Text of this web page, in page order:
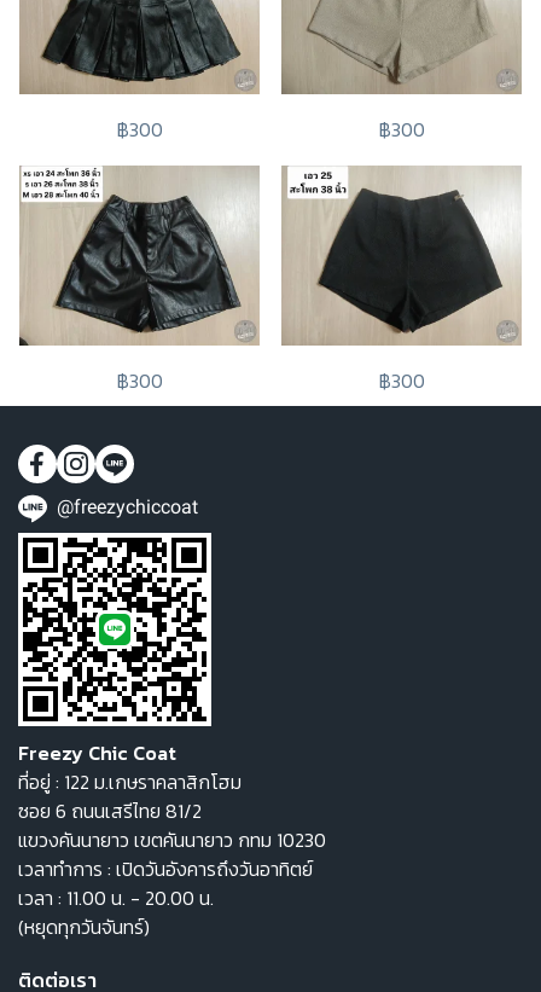
฿300 ฿300
฿300 ฿300
@freezychiccoat
Freezy Chic Coat
ที่อยู่ : 122 ม.เกษราคลาสิกโฮม
ซอย 6 ถนนเสรีไทย 81/2
แขวงคันนายาว เขตคันนายาว กทม 10230
เวลาทำการ : เปิดวันอังคารถึงวันอาทิตย์
เวลา : 11.00 น. - 20.00 น.
(หยุดทุกวันจันทร์)
ติดต่อเรา